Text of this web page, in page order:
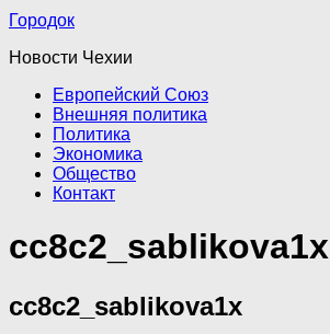
Городок
Новости Чехии
Европейский Союз
Внешняя политика
Политика
Экономика
Общество
Контакт
cc8c2_sablikova1x
cc8c2_sablikova1x